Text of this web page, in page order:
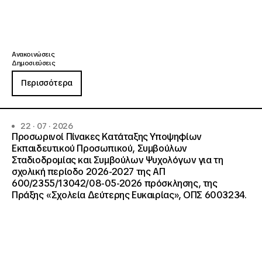
Ανακοινώσεις
Δημοσιεύσεις
Περισσότερα
22 · 07 · 2026
Προσωρινοί Πίνακες Κατάταξης Υποψηφίων
Εκπαιδευτικού Προσωπικού, Συμβούλων
Σταδιοδρομίας και Συμβούλων Ψυχολόγων για τη
σχολική περίοδο 2026-2027 της ΑΠ
600/2355/13042/08-05-2026 πρόσκλησης, της
Πράξης «Σχολεία Δεύτερης Ευκαιρίας», ΟΠΣ 6003234.